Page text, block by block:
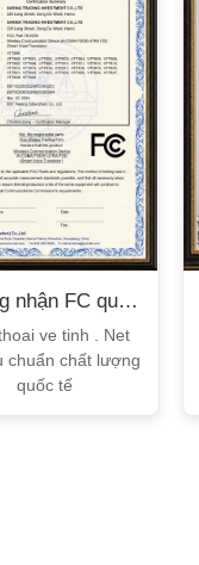
nhận FC quốc
tế
ve tinh . Net
chuẩn chất lượng
quốc tế